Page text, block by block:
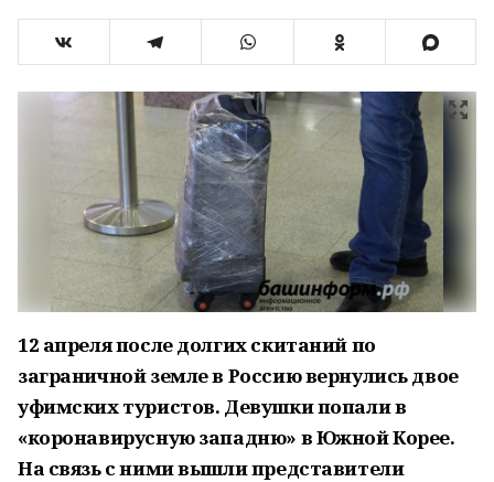
12 апреля после долгих скитаний по
заграничной земле в Россию вернулись двое
уфимских туристов. Девушки попали в
«коронавирусную западню» в Южной Корее.
На связь с ними вышли представители